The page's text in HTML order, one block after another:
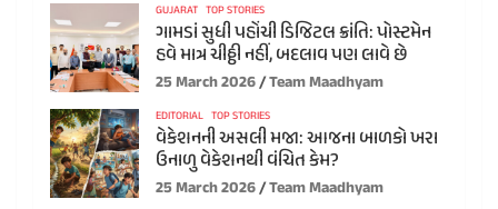
GUJARAT TOP STORIES
ગામડાં સુધી પહોંચી ડિજિટલ ક્રાંતિ: પોસ્ટમેન
હવે માત્ર ચીઠ્ઠી નહીં, બદલાવ પણ લાવે છે
25 March 2026 Team Maadhyam
EDITORIAL TOP STORIES
વેકેશનની અસલી મજા: આજના બાળકો ખરા
ઉનાળુ વેકેશનથી વંચિત કેમ?
25 March 2026 Team Maadhyam